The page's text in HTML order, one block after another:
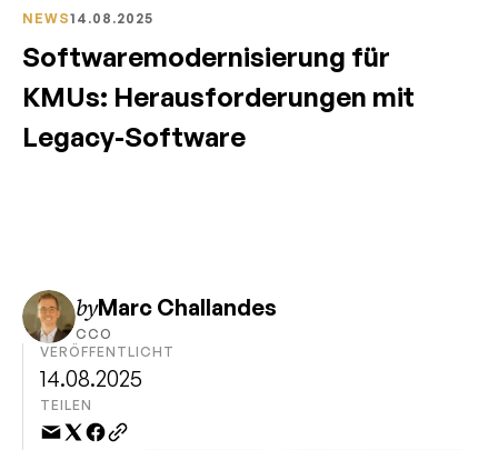
NEWS14.08.2025
Softwaremodernisierung für
KMUs: Herausforderungen mit
Legacy-Software
byMarc Challandes
CCO
VERÖFFENTLICHT
14.08.2025
TEILEN